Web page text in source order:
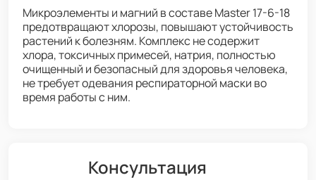
Микроэлементы и магний в составе Master 17-6-18
предотвращают хлорозы, повышают устойчивость
растений к болезням. Комплекс не содержит
хлора, токсичных примесей, натрия, полностью
очищенный и безопасный для здоровья человека,
не требует одевания респираторной маски во
время работы с ним.
Консультация